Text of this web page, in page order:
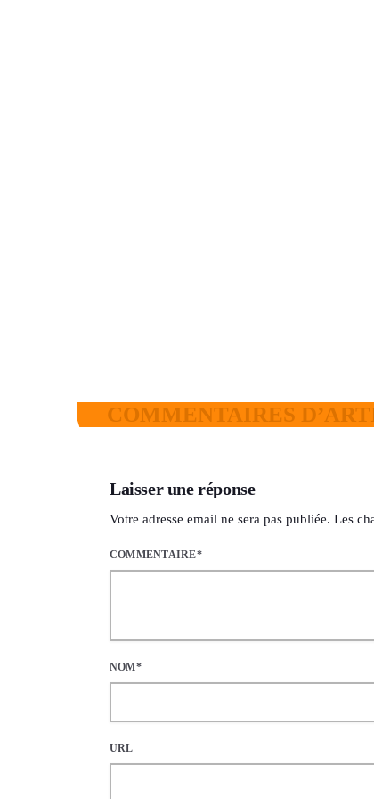
COMMENTAIRES
Laisser une réponse
Votre adresse email ne sera pas publiée. Les
COMMENTAIRE*
NOM*
URL